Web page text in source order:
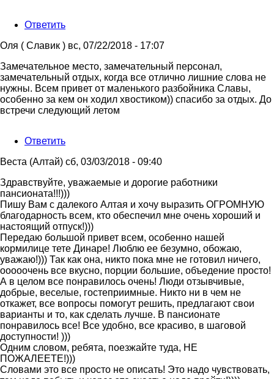
Ответить
Оля ( Славик ) вс, 07/22/2018 - 17:07
Замечательное место, замечательный персонал,
замечательный отдых, когда все отлично лишние слова не
нужны. Всем привет от маленького разбойника Славы,
особенно за кем он ходил хвостиком)) спасибо за отдых. До
встречи следующий летом
Ответить
Веста (Алтай) сб, 03/03/2018 - 09:40
Здравствуйте, уважаемые и дорогие работники
пансионата!!!)))
Пишу Вам с далекого Алтая и хочу выразить ОГРОМНУЮ
благодарность всем, кто обеспечил мне очень хороший и
настоящий отпуск!)))
Передаю большой привет всем, особенно нашей
кормилице тете Динаре! Люблю ее безумно, обожаю,
уважаю!))) Так как она, никто пока мне не готовил ничего,
ооооочень все вкусно, порции большие, объедение просто!
А в целом все понравилось очень! Люди отзывчивые,
добрые, веселые, гостеприимные. Никто ни в чем не
откажет, все вопросы помогут решить, предлагают свои
варианты и то, как сделать лучше. В пансионате
понравилось все! Все удобно, все красиво, в шаговой
доступности! )))
Одним словом, ребята, поезжайте туда, НЕ
ПОЖАЛЕЕТЕ!)))
Словами это все просто не описать! Это надо чувствовать,